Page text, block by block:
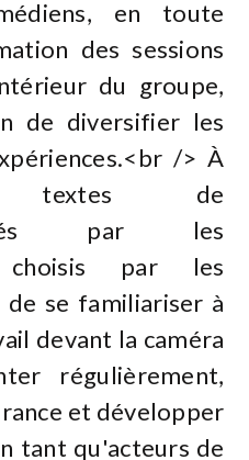
en toute
des sessions
du groupe,
de diversifier les
/> À
de
par les
choisis par les
se familiariser à
devant la caméra
régulièrement,
et développer
tant qu'acteurs de